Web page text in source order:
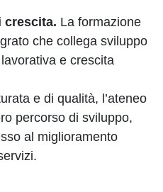
crescita. La formazione
che collega sviluppo
e crescita
e di qualità, l’ateneo
percorso di sviluppo,
al miglioramento